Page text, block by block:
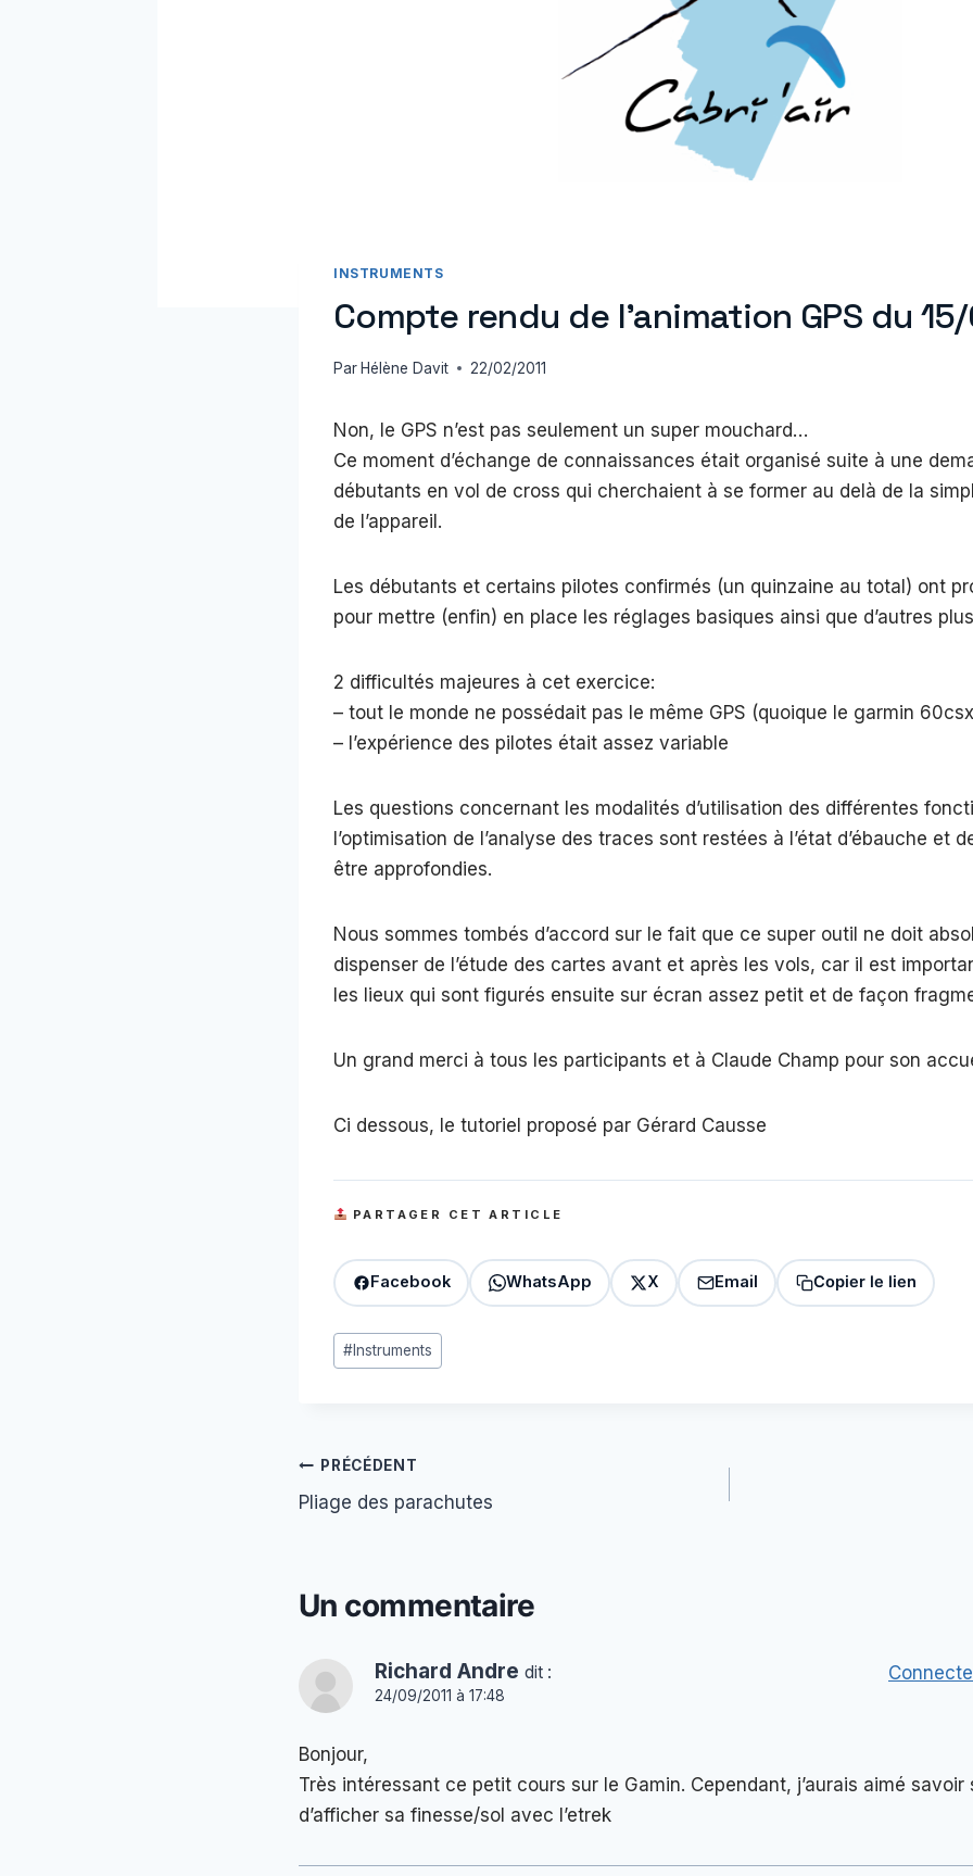
INSTRUMENTS
Compte rendu de l’animation GPS du
Par Hélène Davit 22/02/2011
Non, le GPS n’est pas seulement un super mouchard…
Ce moment d’échange de connaissances était organisé suite à une
débutants en vol de cross qui cherchaient à se former au delà de la
de l’appareil.
Les débutants et certains pilotes confirmés (un quinzaine au total) ont
pour mettre (enfin) en place les réglages basiques ainsi que d’autres
2 difficultés majeures à cet exercice:
– tout le monde ne possédait pas le même GPS (quoique le garmin
– l’expérience des pilotes était assez variable
Les questions concernant les modalités d’utilisation des différentes
l’optimisation de l’analyse des traces sont restées à l’état d’ébauche et
être approfondies.
Nous sommes tombés d’accord sur le fait que ce super outil ne doit
dispenser de l’étude des cartes avant et après les vols, car il est
les lieux qui sont figurés ensuite sur écran assez petit et de façon
Un grand merci à tous les participants et à Claude Champ pour son
Ci dessous, le tutoriel proposé par Gérard Causse
PARTAGER CET ARTICLE
Facebook WhatsApp X Email Copier le lien
Étiquettes
de
#Instruments
Navigation
de
PRÉCÉDENT
Pliage des parachutes
Un commentaire
Richard Andre dit :
24/09/2011 à 17:48
Bonjour,
Très intéressant ce petit cours sur le Gamin. Cependant, j’aurais aimé savoir
d’afficher sa finesse/sol avec l’etrek